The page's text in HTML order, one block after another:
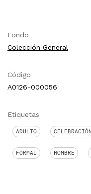
Fondo
Colección General
Código
A0126-000056
Etiquetas
ADULTO CELEBRACIÓN
FORMAL HOMBRE